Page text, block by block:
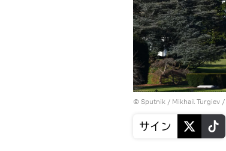
© Sputnik / Mikhail Turgiev /
サイン